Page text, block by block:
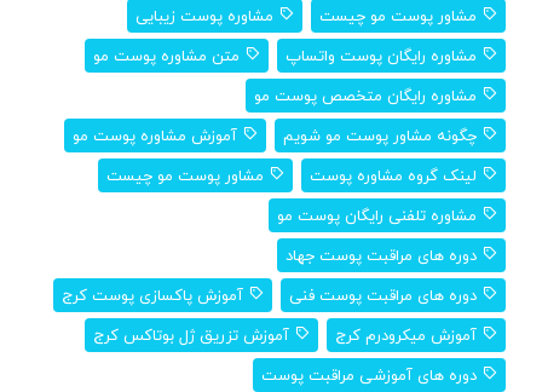
مشاور پوست مو چیست
مشاوره پوست زیبایی
مشاوره رایگان پوست واتساپ
متن مشاوره پوست مو
مشاوره رایگان متخصص پوست مو
چگونه مشاور پوست مو شویم
آموزش مشاوره پوست مو
لینک گروه مشاوره پوست
مشاور پوست مو چیست
مشاوره تلفنی رایگان پوست مو
دوره های مراقبت پوست جهاد
دوره های مراقبت پوست فنی
آموزش پاکسازی پوست کرج
آموزش میکرودرم کرج
آموزش تزریق ژل بوتاکس کرج
دوره های آموزشی مراقبت پوست